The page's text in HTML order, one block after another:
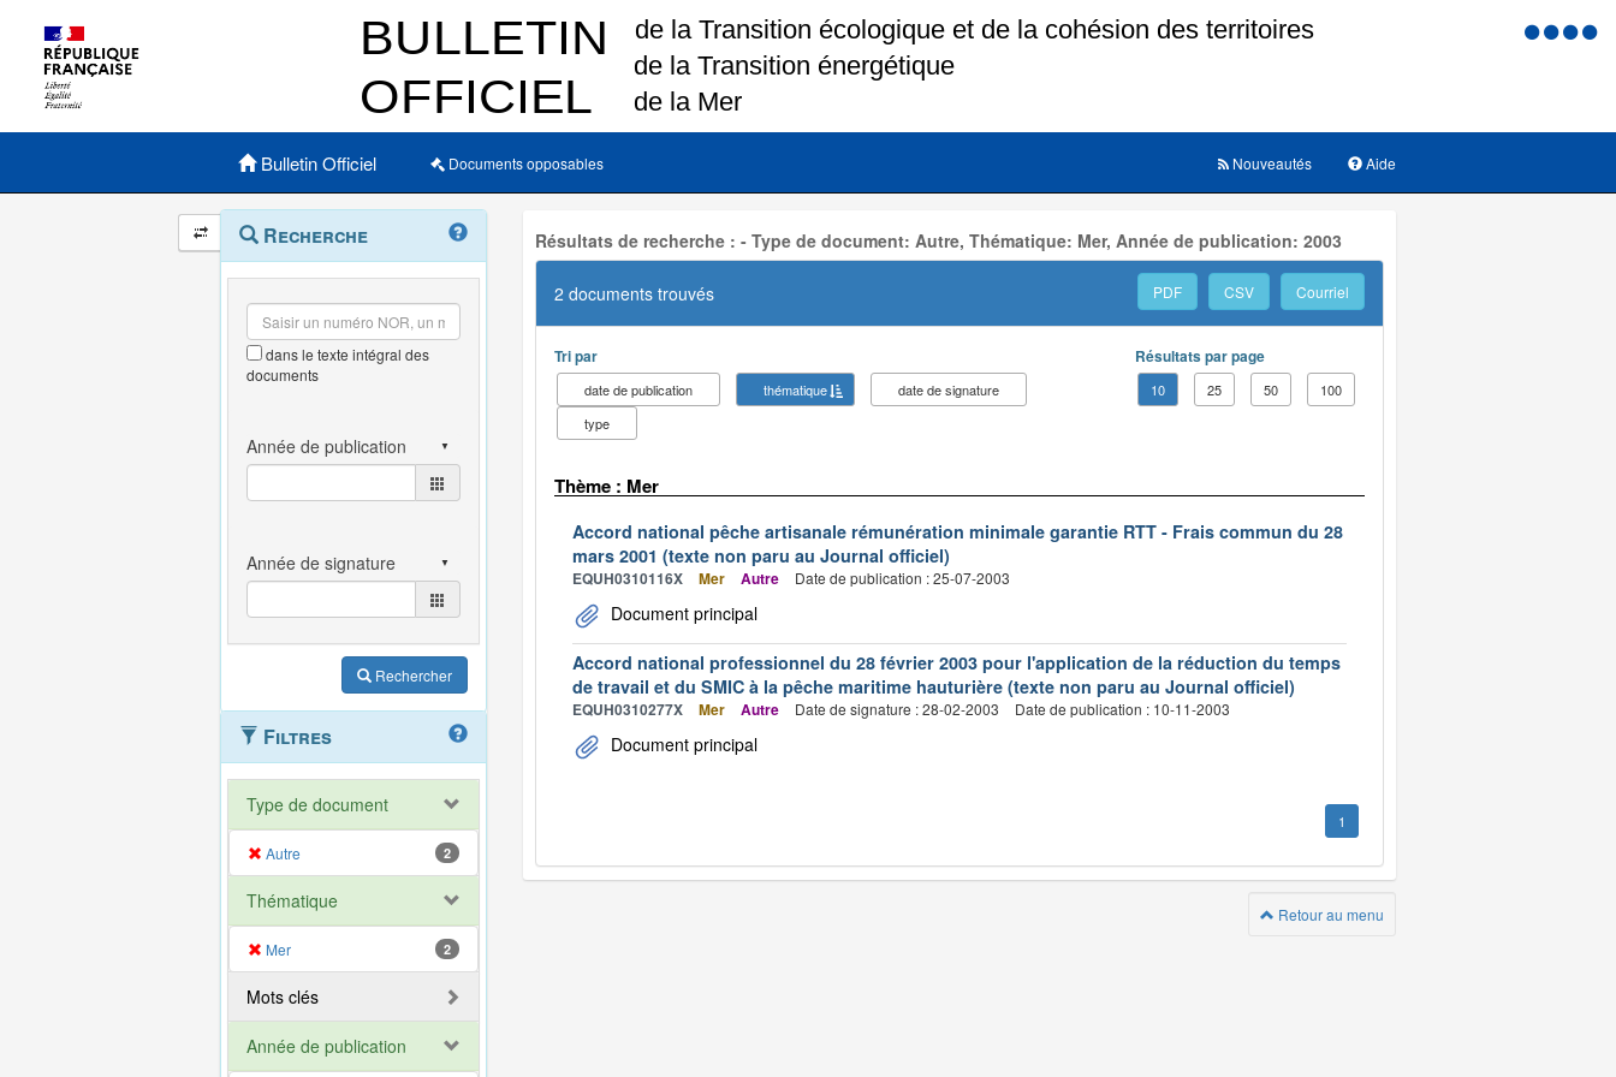
Menu
Menu principal
Bulletin Officiel Documents opposables Aide
Nouveautés
Navigation
et
outils
annexes
Menu
contextuel
Recherche
dans le texte intégral des
documents
Rechercher
Filtres
Type de document
Autre 2
Thématique
Mer 2
Mots clés
Année de publication
Résultats de recherche : - Type de document: Autre, Thématique: Mer, Année de publication: 2003
2 documents trouvés PDF CSV Courriel
Tri par
date de publication thématique
date de signature
type
Résultats par page
10 25 50 100
Thème : Mer
Accord national pêche artisanale rémunération minimale garantie RTT - Frais commun du 28
mars 2001 (texte non paru au Journal officiel)
EQUH0310116X Mer Autre Date de publication : 25-07-2003
Document principal
Accord national professionnel du 28 février 2003 pour l'application de la réduction du temps
de travail et du SMIC à la pêche maritime hauturière (texte non paru au Journal officiel)
EQUH0310277X Mer Autre Date de signature : 28-02-2003 Date de publication : 10-11-2003
Document principal
1
Retour au menu